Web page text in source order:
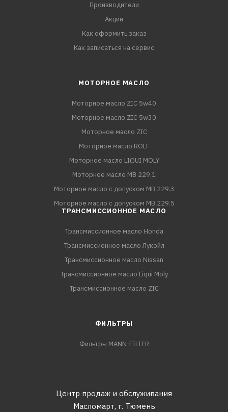
Производители
Акции
Как оформить заказ
Как записаться на сервис
МОТОРНОЕ МАСЛО
Моторное масло ZIC 5w40
Моторное масло ZIC 5w30
Моторное масло ZIC
Моторное масло ROLF
Моторное масло LIQUI MOLY
Моторное масло MB 229.1
Моторное масло с допуском MB 229.3
Моторное масло с допуском MB 229.5
ТРАНСМИССИОННОЕ МАСЛО
Трансмиссионное масло Honda
Трансмиссионное масло Лукойл
Трансмиссионное масло Nissan
Трансмиссионное масло Liqui Moly
Трансмиссионное масло ZIC
ФИЛЬТРЫ
Фильтры MANN-FILTER
Центр продаж и обслуживания
Масломарт, г. Тюмень